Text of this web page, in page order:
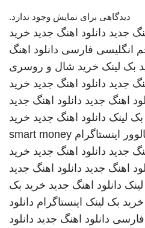
دیدگاهی برای نمایش وجود ندارد.
جدید دانلود اهنگ جدید خرید
انگلیسی فارسی دانلود اهنگ
بک لینک خرید شال و روسری
جدید دانلود اهنگ جدید خرید
اهنگ جدید دانلود اهنگ جدید
لینک دانلود اهنگ جدید خرید
اینستاگرام smart money
جدید دانلود اهنگ جدید خرید
اهنگ جدید دانلود اهنگ جدید
دانلود اهنگ جدید خرید بک
خرید بک لینک اینستاگرام دانلود
فارسی دانلود اهنگ جدید دانلود